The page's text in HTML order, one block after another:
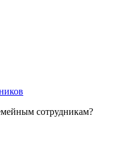
сотрудникам?